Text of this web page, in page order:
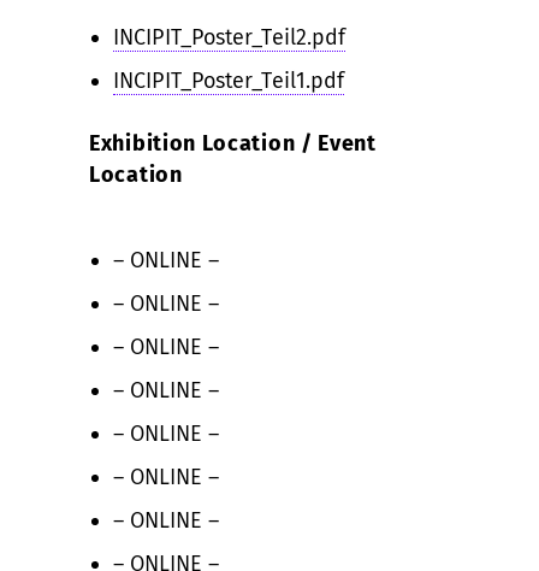
INCIPIT_Poster_Teil2.pdf
INCIPIT_Poster_Teil1.pdf
Exhibition Location / Event
Location
– ONLINE –
– ONLINE –
– ONLINE –
– ONLINE –
– ONLINE –
– ONLINE –
– ONLINE –
– ONLINE –